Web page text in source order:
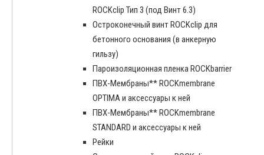
ROCKclip Тип 3 (под Винт 6.3)
Остроконечный винт ROCKclip для
бетонного основания (в анкерную
гильзу)
Пароизоляционная пленка ROCKbarrier
ПВХ-Мембраны** ROCKmembrane
OPTIMA и аксессуары к ней
ПВХ-Мембраны** ROCKmembrane
STANDARD и аксессуары к ней
Рейки